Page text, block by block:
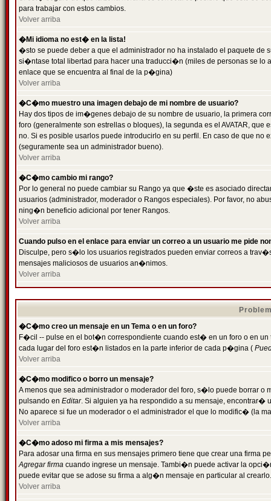
para trabajar con estos cambios.
Volver arriba
�Mi idioma no est� en la lista!
�sto se puede deber a que el administrador no ha instalado el paquete
si�ntase total libertad para hacer una traducci�n (miles de personas se
enlace que se encuentra al final de la p�gina)
Volver arriba
�C�mo muestro una imagen debajo de mi nombre de usuario?
Hay dos tipos de im�genes debajo de su nombre de usuario, la primera
foro (generalmente son estrellas o bloques), la segunda es el AVATAR,
no. Si es posible usarlos puede introducirlo en su perfil. En caso de que
(seguramente sea un administrador bueno).
Volver arriba
�C�mo cambio mi rango?
Por lo general no puede cambiar su Rango ya que �ste es asociado
usuarios (administrador, moderador o Rangos especiales). Por favor, no
ning�n beneficio adicional por tener Rangos.
Volver arriba
Cuando pulso en el enlace para enviar un correo a un usuario me pide
Disculpe, pero s�lo los usuarios registrados pueden enviar correos a
mensajes maliciosos de usuarios an�nimos.
Volver arriba
�C�mo creo un mensaje en un Tema o en un foro?
F�cil -- pulse en el bot�n correspondiente cuando est� en un foro o en
cada lugar del foro est�n listados en la parte inferior de cada p�gina (
Volver arriba
�C�mo modifico o borro un mensaje?
A menos que sea administrador o moderador del foro, s�lo puede borrar o
pulsando en Editar. Si alguien ya ha respondido a su mensaje, encontrar�
No aparece si fue un moderador o el administrador el que lo modific� (la
Volver arriba
�C�mo adoso mi firma a mis mensajes?
Para adosar una firma en sus mensajes primero tiene que crear una firma
Agregar firma cuando ingrese un mensaje. Tambi�n puede activar la
puede evitar que se adose su firma a alg�n mensaje en particular al crearlo.
Volver arriba